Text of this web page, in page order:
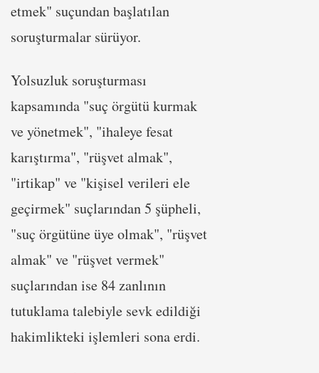
etmek" suçundan başlatılan
soruşturmalar sürüyor.
Yolsuzluk soruşturması
kapsamında "suç örgütü kurmak
ve yönetmek", "ihaleye fesat
karıştırma", "rüşvet almak",
"irtikap" ve "kişisel verileri ele
geçirmek" suçlarından 5 şüpheli,
"suç örgütüne üye olmak", "rüşvet
almak" ve "rüşvet vermek"
suçlarından ise 84 zanlının
tutuklama talebiyle sevk edildiği
hakimlikteki işlemleri sona erdi.